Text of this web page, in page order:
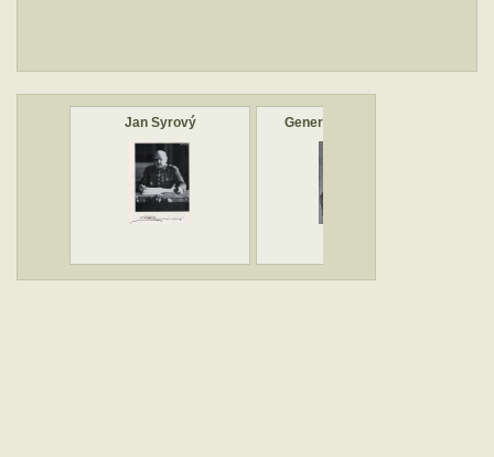
Jan Syrový Generál Jan Syrový